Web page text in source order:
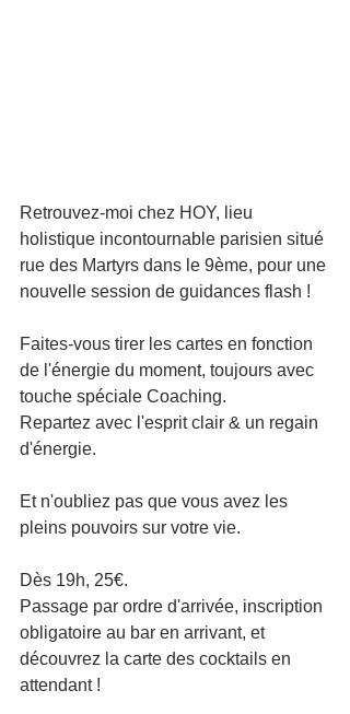
Retrouvez-moi chez HOY, lieu
holistique incontournable parisien situé
rue des Martyrs dans le 9ème, pour une
nouvelle session de guidances flash !
Faites-vous tirer les cartes en fonction
de l'énergie du moment, toujours avec
touche spéciale Coaching.
Repartez avec l'esprit clair & un regain
d'énergie.
Et n'oubliez pas que vous avez les
pleins pouvoirs sur votre vie.
Dès 19h, 25€.
Passage par ordre d'arrivée, inscription
obligatoire au bar en arrivant, et
découvrez la carte des cocktails en
attendant !